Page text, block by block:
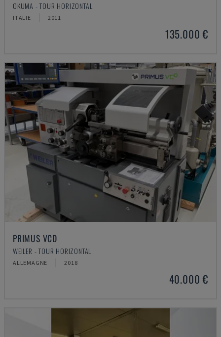
OKUMA - TOUR HORIZONTAL
ITALIE 2011
135.000 €
PRIMUS VCD
WEILER - TOUR HORIZONTAL
ALLEMAGNE 2018
40.000 €